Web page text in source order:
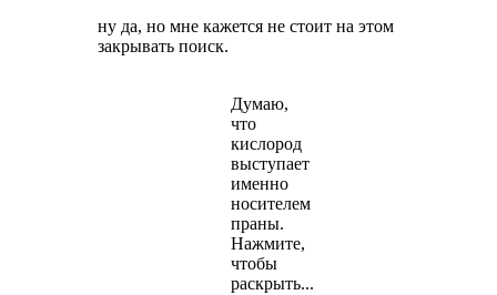
ну да, но мне кажется не стоит на этом
закрывать поиск.
Думаю,
что
кислород
выступает
именно
носителем
праны.
Нажмите,
чтобы
раскрыть...